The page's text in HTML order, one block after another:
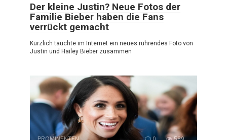
Der kleine Justin? Neue Fotos der
Familie Bieber haben die Fans
verrückt gemacht
Kürzlich tauchte im Internet ein neues rührendes Foto von
Justin und Hailey Bieber zusammen